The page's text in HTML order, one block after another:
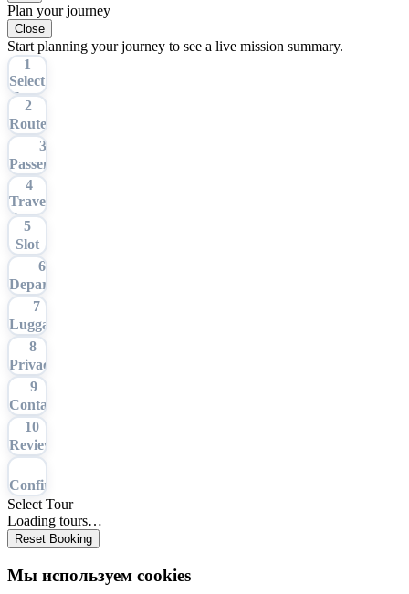
Plan your journey
Close
Start planning your journey to see a live mission summary.
1
Select
Tour
2
Route
3
Passengers
4
Travel
Date
5
Slot
6
Departure
7
Luggage
8
Privacy
9
Contact
10
Review
11
Confirmation
Select Tour
Loading tours…
Reset Booking
Мы используем cookies